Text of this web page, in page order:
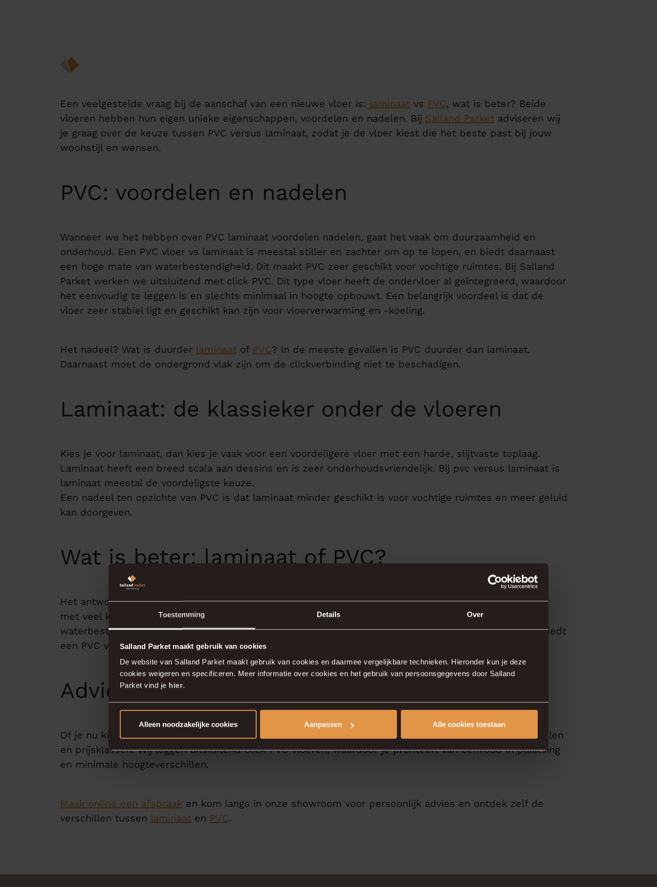
Toestemming Details Over
Salland Parket maakt gebruik van cookies
De website van Salland Parket maakt gebruik van cookies en daarmee vergelijkbare technieken. Hieronder kun je deze
cookies weigeren en specificeren. Meer informatie over cookies en het gebruik van persoonsgegevens door Salland
Parket vind je hier.
Alleen noodzakelijke cookies Aanpassen Alle cookies toestaan
Een veelgestelde vraag bij de aanschaf van een nieuwe vloer is: laminaat vs PVC, wat is beter? Beide
vloeren hebben hun eigen unieke eigenschappen, voordelen en nadelen. Bij Salland Parket adviseren wij
je graag over de keuze tussen PVC versus laminaat, zodat je de vloer kiest die het beste past bij jouw
woonstijl en wensen.
PVC: voordelen en nadelen
Wanneer we het hebben over PVC laminaat voordelen nadelen, gaat het vaak om duurzaamheid en
onderhoud. Een PVC vloer vs laminaat is meestal stiller en zachter om op te lopen, en biedt daarnaast
een hoge mate van waterbestendigheid. Dit maakt PVC zeer geschikt voor vochtige ruimtes. Bij Salland
Parket werken we uitsluitend met click PVC. Dit type vloer heeft de ondervloer al geïntegreerd, waardoor
het eenvoudig te leggen is en slechts minimaal in hoogte opbouwt. Een belangrijk voordeel is dat de
vloer zeer stabiel ligt en geschikt kan zijn voor vloerverwarming en -koeling.
Het nadeel? Wat is duurder laminaat of PVC? In de meeste gevallen is PVC duurder dan laminaat.
Daarnaast moet de ondergrond vlak zijn om de clickverbinding niet te beschadigen.
Laminaat: de klassieker onder de vloeren
Kies je voor laminaat, dan kies je vaak voor een voordeligere vloer met een harde, slijtvaste toplaag.
Laminaat heeft een breed scala aan dessins en is zeer onderhoudsvriendelijk. Bij pvc versus laminaat is
laminaat meestal de voordeligste keuze.
Een nadeel ten opzichte van PVC is dat laminaat minder geschikt is voor vochtige ruimtes en meer geluid
kan doorgeven.
Wat is beter: laminaat of PVC?
Het antwoord op wat is beterlaminaatofPVChangt af van jouw situatie. Zoek je een voordelige vloer
met veel keuze in uitstraling? Dan is laminaat vaak de beste oplossing. Wil je juist een stille,
waterbestendige vloer die langer meegaat en beter werkt in combinatie met vloerverwarming? Dan biedt
een PVC vloer vs laminaat vaak de uitkomst.
Advies van Salland Parket
Of je nu kiest voor laminaat of PVC, bijSalland Parket
vind je een breed aanbod vloeren in diverse stijlen
en prijsklassen. Wij leggen uitsluitend click PVC vloeren, waardoor je profiteert van eenvoud in plaatsing
en minimale hoogteverschillen.
Maak online een afspraak en kom langs in onze showroom voor persoonlijk advies en ontdek zelf de
verschillen tussen laminaat en PVC.